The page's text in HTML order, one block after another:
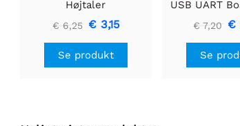
Højtaler
€ 6,25 € 3,15
Se produkt
USB UART
A), USB til
€ 7,20 €
Se